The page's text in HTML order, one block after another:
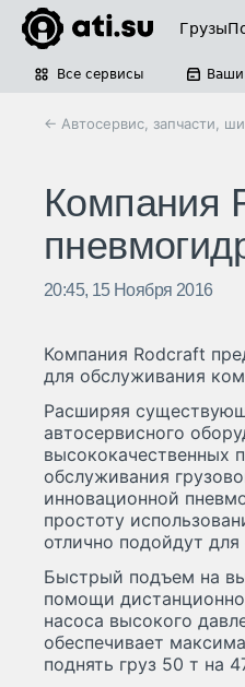
Грузы
Все сервисы Ваши
← Автосервис, запчасти,
Компания
20:45, 15 Ноября 2016
Компания Rodcraft
для обслуживания
Расширяя
автосервисного
высококачественных
обслуживания
инновационной
простоту
отлично подойдут
Быстрый подъем на
помощи
насоса высокого
обеспечивает
поднять груз 50 т на